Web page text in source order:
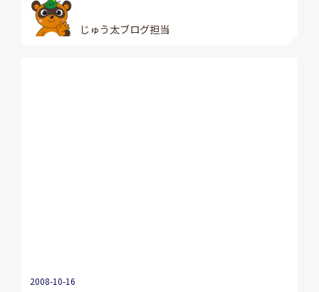
じゅう太ブログ担当
2008-10-16